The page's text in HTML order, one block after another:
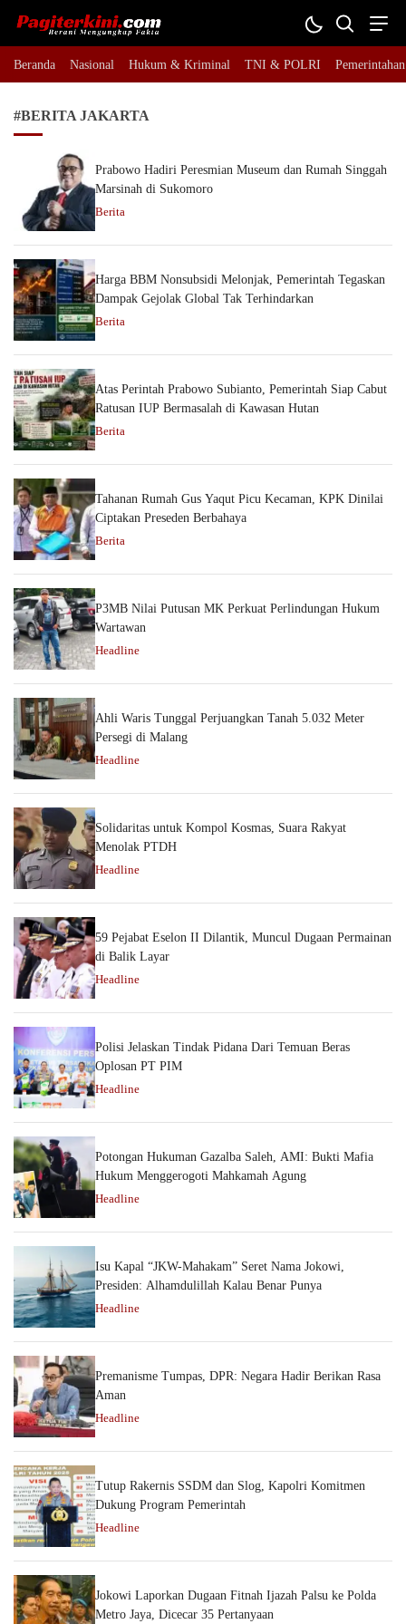
Pagiterkini.com
Berani Mengungkap Fakta
Beranda Nasional Hukum & Kriminal TNI & POLRI Pemerintahan
#BERITA JAKARTA
Prabowo Hadiri Peresmian Museum dan Rumah Singgah
Marsinah di Sukomoro
Berita
Harga BBM Nonsubsidi Melonjak, Pemerintah Tegaskan
Dampak Gejolak Global Tak Terhindarkan
Berita
Atas Perintah Prabowo Subianto, Pemerintah Siap Cabut
Ratusan IUP Bermasalah di Kawasan Hutan
Berita
Tahanan Rumah Gus Yaqut Picu Kecaman, KPK Dinilai
Ciptakan Preseden Berbahaya
Berita
P3MB Nilai Putusan MK Perkuat Perlindungan Hukum
Wartawan
Headline
Ahli Waris Tunggal Perjuangkan Tanah 5.032 Meter
Persegi di Malang
Headline
Solidaritas untuk Kompol Kosmas, Suara Rakyat
Menolak PTDH
Headline
59 Pejabat Eselon II Dilantik, Muncul Dugaan Permainan
di Balik Layar
Headline
Polisi Jelaskan Tindak Pidana Dari Temuan Beras
Oplosan PT PIM
Headline
Potongan Hukuman Gazalba Saleh, AMI: Bukti Mafia
Hukum Menggerogoti Mahkamah Agung
Headline
Isu Kapal “JKW-Mahakam” Seret Nama Jokowi,
Presiden: Alhamdulillah Kalau Benar Punya
Headline
Premanisme Tumpas, DPR: Negara Hadir Berikan Rasa
Aman
Headline
Tutup Rakernis SSDM dan Slog, Kapolri Komitmen
Dukung Program Pemerintah
Headline
Jokowi Laporkan Dugaan Fitnah Ijazah Palsu ke Polda
Metro Jaya, Dicecar 35 Pertanyaan